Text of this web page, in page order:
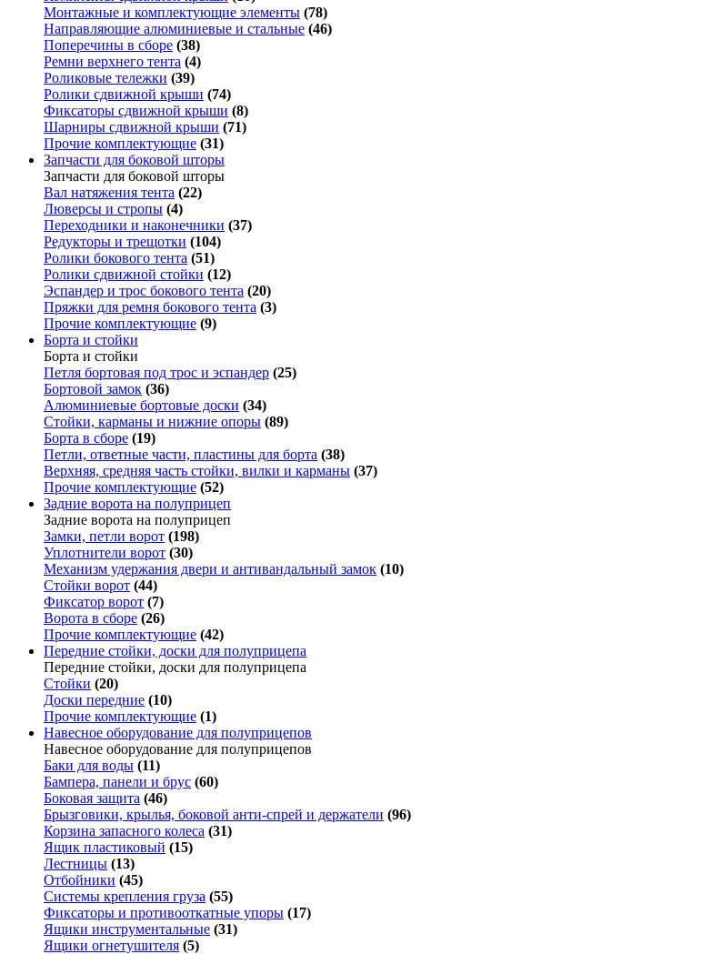
Монтажные и комплектующие элементы (78)
Направляющие алюминиевые и стальные (46)
Поперечины в сборе (38)
Ремни верхнего тента (4)
Роликовые тележки (39)
Ролики сдвижной крыши (74)
Фиксаторы сдвижной крыши (8)
Шарниры сдвижной крыши (71)
Прочие комплектующие (31)
Запчасти для боковой шторы
Запчасти для боковой шторы
Вал натяжения тента (22)
Люверсы и стропы (4)
Переходники и наконечники (37)
Редукторы и трещотки (104)
Ролики бокового тента (51)
Ролики сдвижной стойки (12)
Эспандер и трос бокового тента (20)
Пряжки для ремня бокового тента (3)
Прочие комплектующие (9)
Борта и стойки
Борта и стойки
Петля бортовая под трос и эспандер (25)
Бортовой замок (36)
Алюминиевые бортовые доски (34)
Стойки, карманы и нижние опоры (89)
Борта в сборе (19)
Петли, ответные части, пластины для борта (38)
Верхняя, средняя часть стойки, вилки и карманы (37)
Прочие комплектующие (52)
Задние ворота на полуприцеп
Задние ворота на полуприцеп
Замки, петли ворот (198)
Уплотнители ворот (30)
Механизм удержания двери и антивандальный замок (10)
Стойки ворот (44)
Фиксатор ворот (7)
Ворота в сборе (26)
Прочие комплектующие (42)
Передние стойки, доски для полуприцепа
Передние стойки, доски для полуприцепа
Стойки (20)
Доски передние (10)
Прочие комплектующие (1)
Навесное оборудование для полуприцепов
Навесное оборудование для полуприцепов
Баки для воды (11)
Бампера, панели и брус (60)
Боковая защита (46)
Брызговики, крылья, боковой анти-спрей и держатели (96)
Корзина запасного колеса (31)
Ящик пластиковый (15)
Лестницы (13)
Отбойники (45)
Системы крепления груза (55)
Фиксаторы и противооткатные упоры (17)
Ящики инструментальные (31)
Ящики огнетушителя (5)